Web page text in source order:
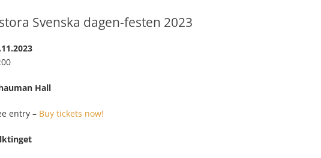
Svenska dagen-festen 2023
Hall
entry – Buy tickets now!